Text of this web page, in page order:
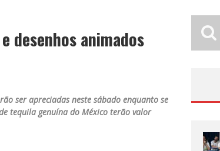
PROJETA CULTURA ABRE INSCRIÇÕES GRATUITAS EM SÃO JOÃO DEL-REI PARA OFICINAS DE ELABORAÇÃO DE PROJETOS CULTURAIS E INTELIGÊNCIA ARTIFICIAL
desenhos animados
ser apreciadas neste sábado enquanto se
tequila genuína do México terão valor